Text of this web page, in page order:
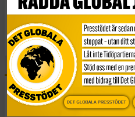
KATEGORI
Nyheter
Essä
DET GLOBALA PRESSTÖDET